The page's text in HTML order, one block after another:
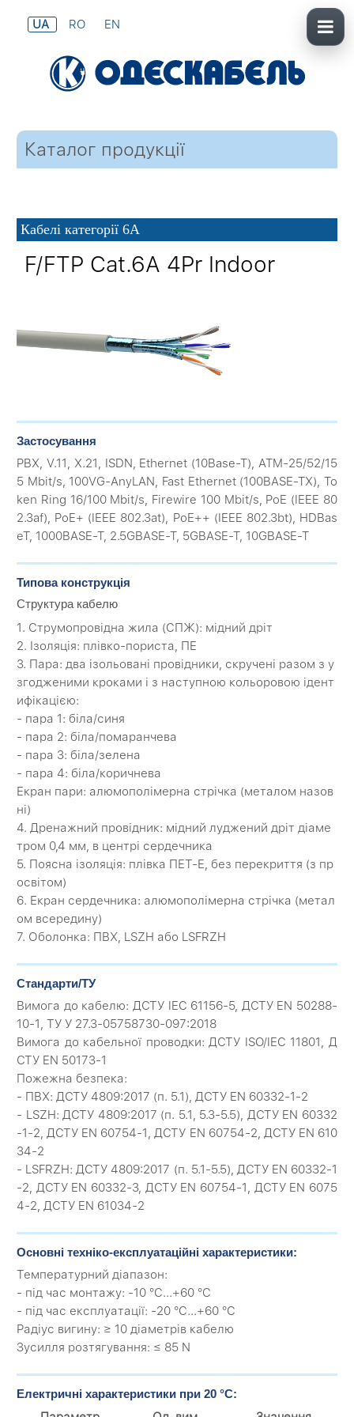
UA RO EN
Каталог продукції
Кабелі категорії 6A
F/FTP Cat.6A 4Pr Indoor
Застосування
PBX, V.11, X.21, ISDN, Ethernet (10Base-T), ATM-25/52/15
5 Mbit/s, 100VG-AnyLAN, Fast Ethernet (100BASE-TX), To
ken Ring 16/100 Mbit/s, Firewire 100 Mbit/s, PoE (IEEE 80
2.3af), PoE+ (IEEE 802.3at), PoE++ (IEEE 802.3bt), HDBas
eT, 1000BASE-T, 2.5GBASE-T, 5GBASE-T, 10GBASE-T
Типова конструкція
Структура кабелю
1. Струмопровідна жила (CПЖ): мідний дріт
2. Ізоляція: плівко-пориста, ПЕ
3. Пара: два ізольовані провідники, скручені разом з у
згодженими кроками і з наступною кольоровою ідент
ифікацією:
- пара 1: біла/синя
- пара 2: біла/помаранчева
- пара 3: біла/зелена
- пара 4: біла/коричнева
Екран пари: алюмополімерна стрічка (металом назов
ні)
4. Дренажний провідник: мідний луджений дріт діаме
тром 0,4 мм, в центрі сердечника
5. Поясна ізоляція: плівка ПЕТ-Е, без перекриття (з пр
освітом)
6. Екран сердечника: алюмополімерна стрічка (метал
ом всередину)
7. Оболонка: ПВХ, LSZH або LSFRZH
Стандарти/ТУ
Вимога до кабелю: ДСТУ IEC 61156-5, ДСТУ EN 50288-
10-1, ТУ У 27.3-05758730-097:2018
Вимога до кабельної проводки: ДСТУ ISO/IEC 11801, Д
СТУ EN 50173-1
Пожежна безпека:
- ПВХ: ДСТУ 4809:2017 (п. 5.1), ДСТУ EN 60332-1-2
- LSZH: ДСТУ 4809:2017 (п. 5.1, 5.3-5.5), ДСТУ EN 60332
-1-2, ДСТУ EN 60754-1, ДСТУ EN 60754-2, ДСТУ EN 610
34-2
- LSFRZH: ДСТУ 4809:2017 (п. 5.1-5.5), ДСТУ EN 60332-1
-2, ДСТУ EN 60332-3, ДСТУ EN 60754-1, ДСТУ EN 6075
4-2, ДСТУ EN 61034-2
Основні техніко-експлуатаційні характеристики:
Температурний діапазон:
- під час монтажу: -10 °C...+60 °C
- під час експлуатації: -20 °C...+60 °C
Радіус вигину: ≥ 10 діаметрів кабелю
Зусилля розтягування: ≤ 85 N
Електричні характеристики при 20 °C: